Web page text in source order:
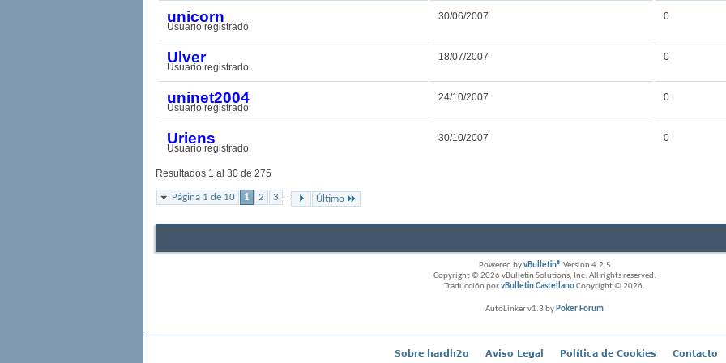
unicorn
Usuario registrado
30/06/2007 0
Ulver
Usuario registrado
18/07/2007 0
uninet2004
Usuario registrado
24/10/2007 0
Uriens
Usuario registrado
30/10/2007 0
Resultados 1 al 30 de 275
Página 1 de 10 1 2 3 ... Último
Powered byvBulletin® Version 4.2.5
Copyright © 2026 vBulletin Solutions, Inc. All rights reserved.
Traducción porvBulletin CastellanoCopyright © 2026.
AutoLinker v1.3 by Poker Forum
Sobre hardh2o Aviso Legal Política de Cookies Contacto